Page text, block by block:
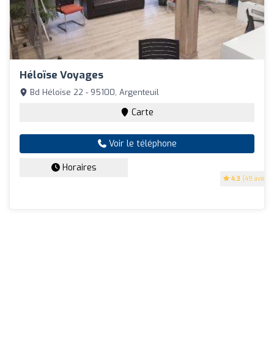
Héloïse Voyages
4.3 (49 avis)
Bd Héloïse 22 - 95100, Argenteuil
Carte
Voir le téléphone
Horaires